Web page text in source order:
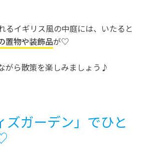
るイギリス風の中庭には、いたると
置物や装飾品が♡
がら散策を楽しみましょう♪
ズガーデン」でひと